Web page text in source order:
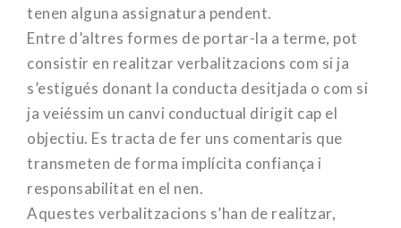
tenen alguna assignatura pendent.
Entre d’altres formes de portar-la a terme, pot
consistir en realitzar verbalitzacions com si ja
s’estigués donant la conducta desitjada o com si
ja veiéssim un canvi conductual dirigit cap el
objectiu. Es tracta de fer uns comentaris que
transmeten de forma implícita confiança i
responsabilitat en el nen.
Aquestes verbalitzacions s’han de realitzar,